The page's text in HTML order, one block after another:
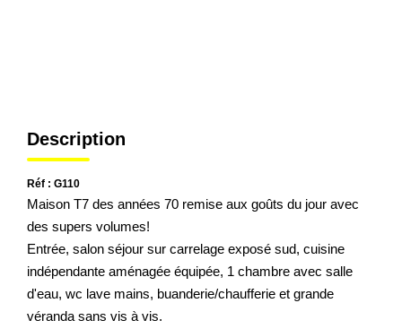
Description
Réf : G110
Maison T7 des années 70 remise aux goûts du jour avec
des supers volumes!
Entrée, salon séjour sur carrelage exposé sud, cuisine
indépendante aménagée équipée, 1 chambre avec salle
d'eau, wc lave mains, buanderie/chaufferie et grande
véranda sans vis à vis.